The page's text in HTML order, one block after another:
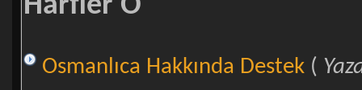
Osmanlıca Hakkında Destek(